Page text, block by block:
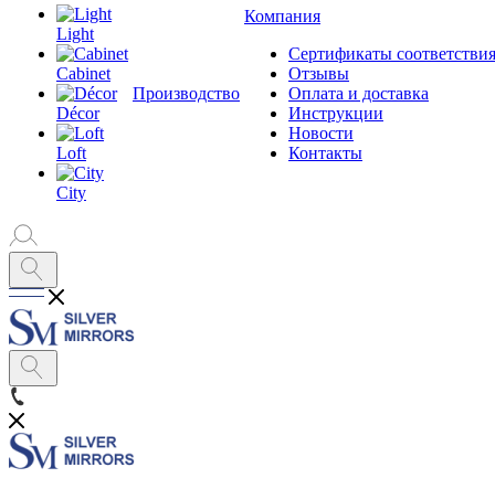
Light
Cabinet
Décor
Loft
City
Производство
Компания
Сертификаты соответствия
Отзывы
Оплата и доставка
Инструкции
Новости
Контакты